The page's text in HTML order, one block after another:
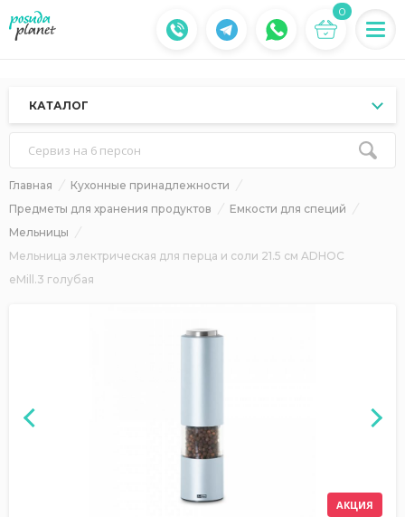
0
КАТАЛОГ
Сервиз на 6 персон
Главная
Кухонные принадлежности
Предметы для хранения продуктов
Емкости для специй
Мельницы
Мельница электрическая для перца и соли 21.5 см ADHOC
eMill.3 голубая
АКЦИЯ